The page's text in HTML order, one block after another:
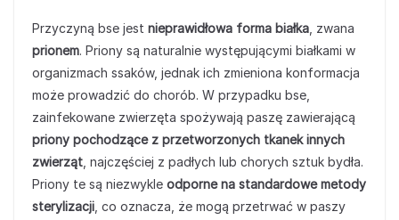
Przyczyną bse jest nieprawidłowa forma białka , zwana
prionem. Priony są naturalnie występującymi białkami w
organizmach ssaków, jednak ich zmieniona konformacja
może prowadzić do chorób. W przypadku bse,
zainfekowane zwierzęta spożywają paszę zawierającą
priony pochodzące z przetworzonych tkanek innych
zwierząt , najczęściej z padłych lub chorych sztuk bydła.
Priony te są niezwykle odporne na standardowe metody
sterylizacji , co oznacza, że mogą przetrwać w paszy